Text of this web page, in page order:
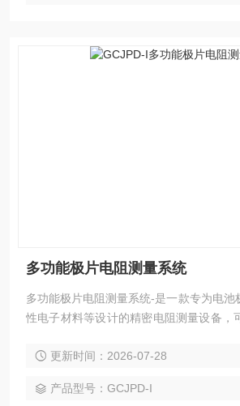
多功能极片电阻测量系统
多功能极片电阻测量系统-是一款专为电池
性电子材料等设计的精密电阻测量设备，
更新时间：2026-07-28
产品型号：GCJPD-I